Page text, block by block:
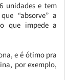
unidades e tem
“absorve” a
que impede a
e é ótimo pra
por exemplo,